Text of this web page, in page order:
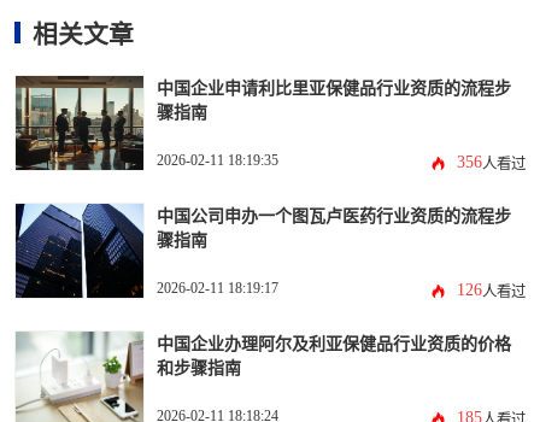
相关文章
中国企业申请利比里亚保健品行业资质的流程步
骤指南
2026-02-11 18:19:35 356人看过
中国公司申办一个图瓦卢医药行业资质的流程步
骤指南
2026-02-11 18:19:17 126人看过
中国企业办理阿尔及利亚保健品行业资质的价格
和步骤指南
2026-02-11 18:18:24 185